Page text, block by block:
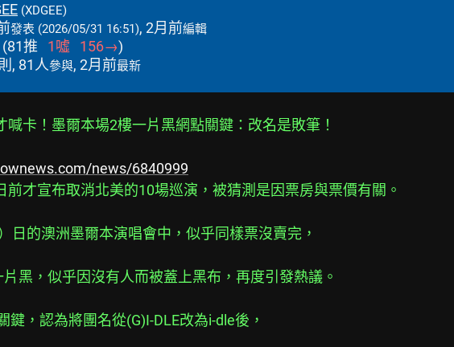
(XDGEE)
發表 (2026/05/31 16:51), 2月前編輯
(81推 1噓 156→)
, 81人參與, 2月前最新
喊卡！墨爾本場2樓一片黑網點關鍵：改名是敗筆！
news/6840999
前才宣布取消北美的10場巡演，被猜測是因票房與票價有關。
日的澳洲墨爾本演唱會中，似乎同樣票沒賣完，
黑，似乎因沒有人而被蓋上黑布，再度引發熱議。
鍵，認為將團名從(G)I-DLE改為i-dle後，